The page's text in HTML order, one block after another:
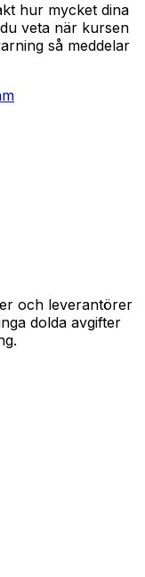
hur mycket dina
veta när kursen
så meddelar
och leverantörer
dolda avgifter